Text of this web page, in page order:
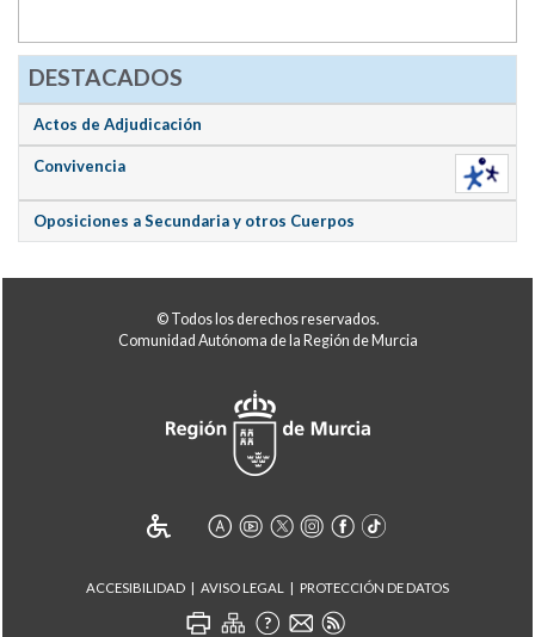
DESTACADOS
Actos de Adjudicación
Convivencia
Oposiciones a Secundaria y otros Cuerpos
© Todos los derechos reservados.
Comunidad Autónoma de la Región de Murcia
ACCESIBILIDAD AVISO LEGAL PROTECCIÓN DE DATOS